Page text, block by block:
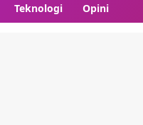
Teknologi Opini